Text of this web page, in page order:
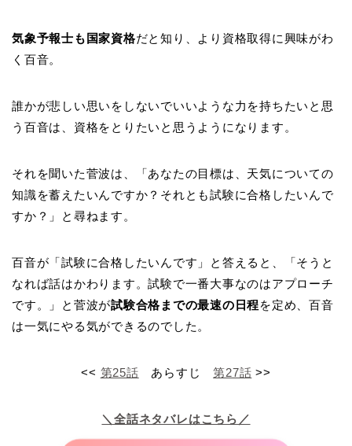
気象予報士も国家資格だと知り、より資格取得に興味がわ
く百音。
誰かが悲しい思いをしないでいいような力を持ちたいと思
う百音は、資格をとりたいと思うようになります。
それを聞いた菅波は、「あなたの目標は、天気についての
知識を蓄えたいんですか？それとも試験に合格したいんで
すか？」と尋ねます。
百音が「試験に合格したいんです」と答えると、「そうと
なれば話はかわります。試験で一番大事なのはアプローチ
です。」と菅波が試験合格までの最速の日程を定め、百音
は一気にやる気ができるのでした。
<< 第25話 あらすじ第27話 >>
＼全話ネタバレはこちら／